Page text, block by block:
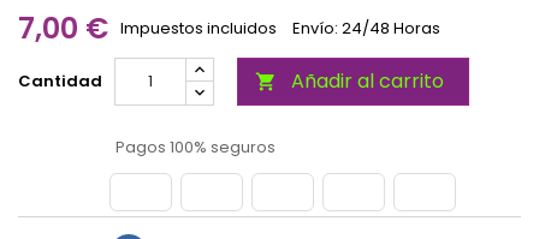
7,00 € Impuestos incluidos Envío: 24/48 Horas
Cantidad  Añadir al carrito
Pagos 100% seguros